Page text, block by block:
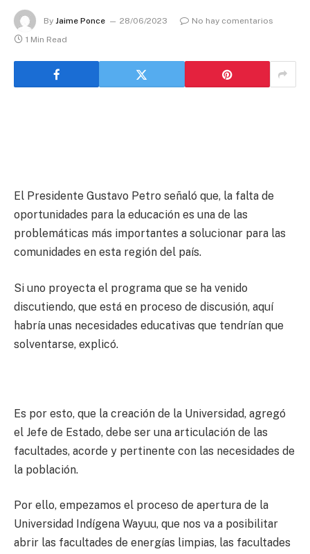
By Jaime Ponce 28/06/2023
No hay comentarios
1 Min Read
El Presidente Gustavo Petro señaló que, la falta de
oportunidades para la educación es una de las
problemáticas más importantes a solucionar para las
comunidades en esta región del país.
Si uno proyecta el programa que se ha venido
discutiendo, que está en proceso de discusión, aquí
habría unas necesidades educativas que tendrían que
solventarse, explicó.
Es por esto, que la creación de la Universidad, agregó
el Jefe de Estado, debe ser una articulación de las
facultades, acorde y pertinente con las necesidades de
la población.
Por ello, empezamos el proceso de apertura de la
Universidad Indígena Wayuu, que nos va a posibilitar
abrir las facultades de energías limpias, las facultades